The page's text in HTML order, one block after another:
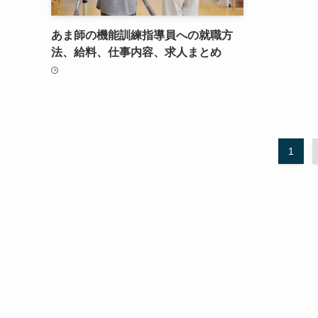
あま師の機能訓練指導員への就職方
法、給料、仕事内容、求人まとめ
1